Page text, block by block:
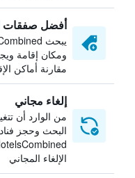
أفضل صفقات
ومكان إقامة
مقارنة أماكن
إلغاء مجاني
من الوارد أن
البحث وحجز
الإلغاء المجاني